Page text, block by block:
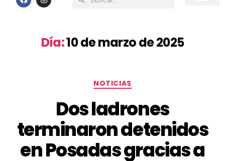
Día:10 de marzo de 2025
NOTICIAS
Dos ladrones
terminaron detenidos
en Posadas gracias a